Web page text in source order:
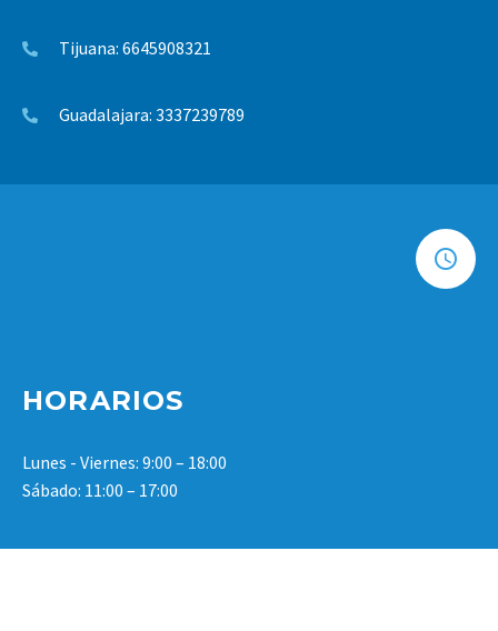
Tijuana: 6645908321
Guadalajara: 3337239789
HORARIOS
Lunes - Viernes: 9:00 – 18:00
Sábado: 11:00 – 17:00